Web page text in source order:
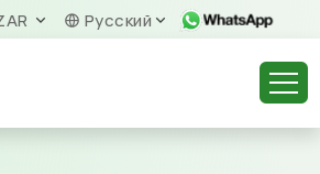
Русский